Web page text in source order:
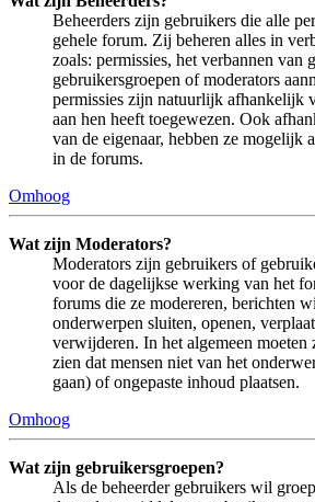
Beheerders zijn gebruikers die alle
gehele forum. Zij beheren alles in
zoals: permissies, het verbannen van
gebruikersgroepen of moderators
permissies zijn natuurlijk afhankelijk
aan hen heeft toegewezen. Ook
van de eigenaar, hebben ze mogelijk
in de forums.
Omhoog
Wat zijn Moderators?
Moderators zijn gebruikers of
voor de dagelijkse werking van het
forums die ze modereren, berichten
onderwerpen sluiten, openen,
verwijderen. In het algemeen moeten
zien dat mensen niet van het
gaan) of ongepaste inhoud plaatsen.
Omhoog
Wat zijn gebruikersgroepen?
Als de beheerder gebruikers wil